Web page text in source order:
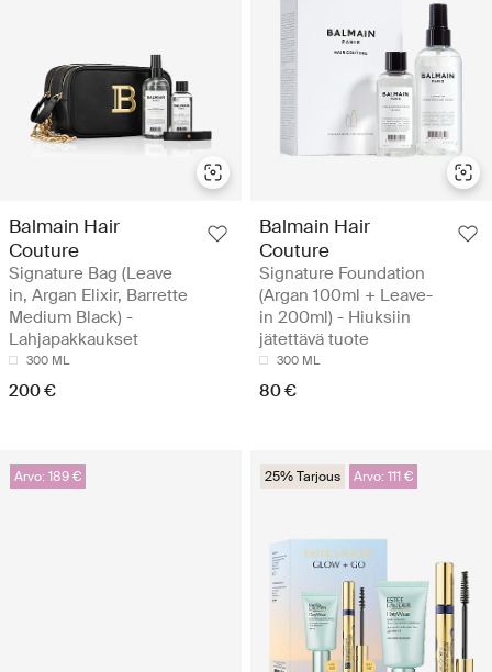
Balmain Hair
Couture
Signature Bag (Leave
in, Argan Elixir, Barrette
Medium Black) -
Lahjapakkaukset
300 ML
200 €
Balmain Hair
Couture
Signature Foundation
(Argan 100ml + Leave-
in 200ml) - Hiuksiin
jätettävä tuote
300 ML
80 €
Arvo: 189 € 25% Tarjous Arvo: 111 €